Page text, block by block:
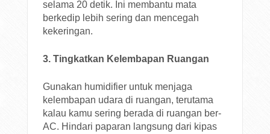
selama 20 detik. Ini membantu mata
berkedip lebih sering dan mencegah
kekeringan.
3. Tingkatkan Kelembapan Ruangan
Gunakan humidifier untuk menjaga
kelembapan udara di ruangan, terutama
kalau kamu sering berada di ruangan ber-
AC. Hindari paparan langsung dari kipas